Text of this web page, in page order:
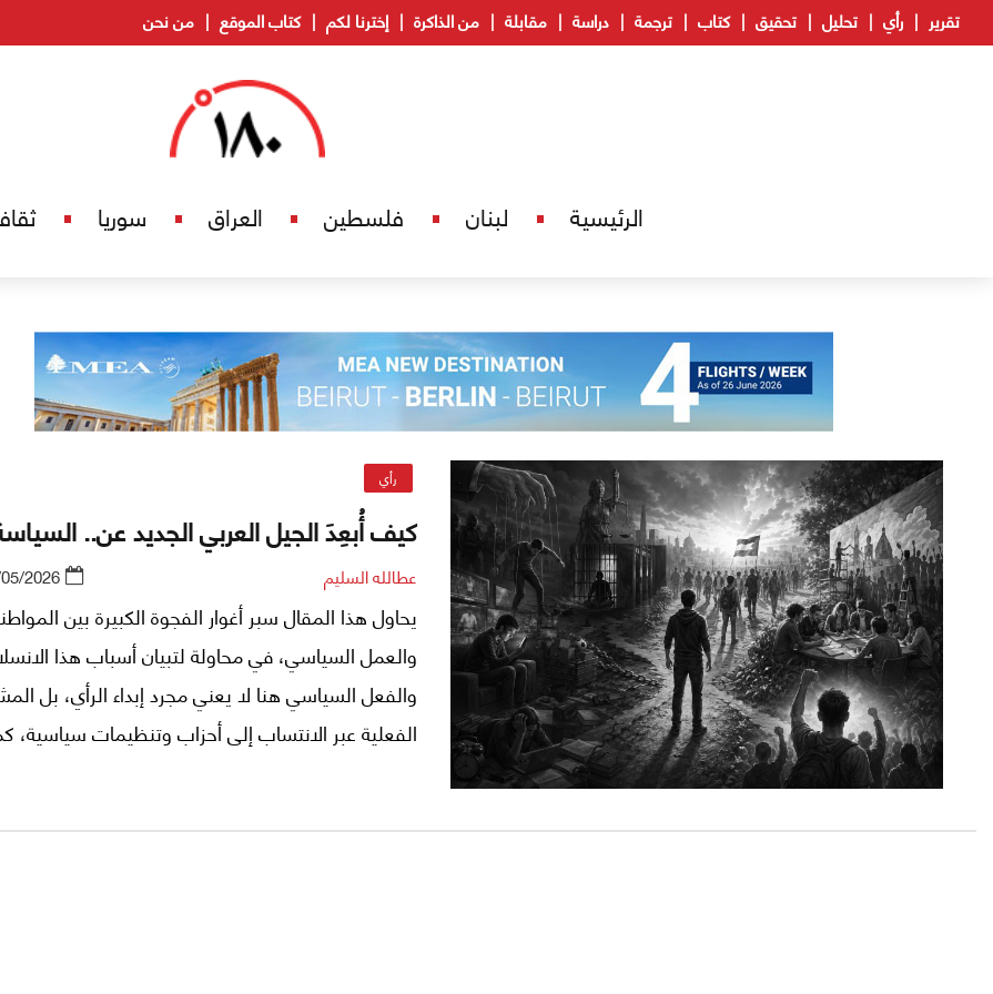
تقرير رأي تحليل تحقيق كتاب ترجمة دراسة مقابلة من الذاكرة إخترنا لكم كتاب الموقع من نحن
الرئيسية لبنان فلسطين العراق سوريا
رأي
كيف أُبعِدَ الجيل العربي الجديد عن..
عطالله السليم 2026
يحاول هذا المقال سبر أغوار الفجوة الكبيرة بين
والعمل السياسي، في محاولة لتبيان أسباب هذا
والفعل السياسي هنا لا يعني مجرد إبداء الرأي، بل
الفعلية عبر الانتساب إلى أحزاب وتنظيمات سياسية،